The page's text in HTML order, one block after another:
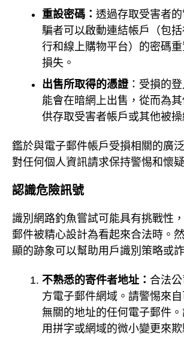
重設密碼： 透過存取受害者
騙者可以啟動連結帳戶（包
行和線上購物平台）的密碼
損失。
出售所取得的憑證：受損的登
能會在暗網上出售，從而為
供存取受害者帳戶或其他被操
鑑於與電子郵件帳戶受損相關的廣
對任何個人資訊請求保持警惕和懷
認識危險訊號
識別網路釣魚嘗試可能具有挑戰性
郵件被精心設計為看起來合法時。
顯的跡象可以幫助用戶識別策略或
不熟悉的寄件者地址： 合法
方電子郵件網域。請警惕來
無關的地址的任何電子郵件
用拼字或網域的微小變更來欺